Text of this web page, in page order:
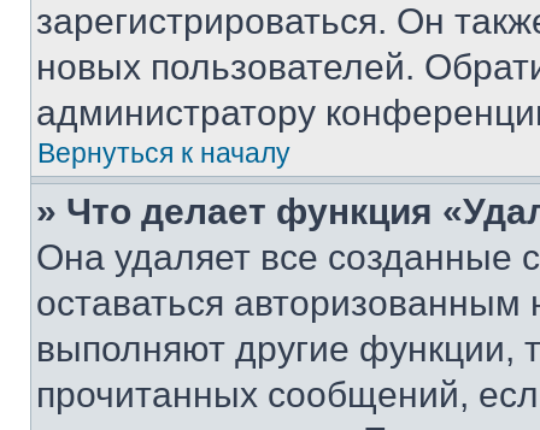
зарегистрироваться. Он
новых пользователей.
администратору
Вернуться к началу
» Что делает функция
Она удаляет все созданные
оставаться
выполняют другие функции,
прочитанных сообщений,